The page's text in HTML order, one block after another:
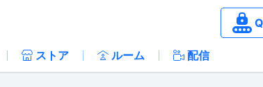
ストア ルーム 配信